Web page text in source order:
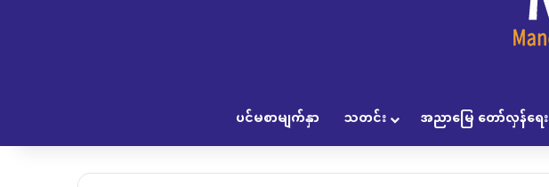
ပင်မစာမျက်နှာ သတင်း အညာမြေ တော်လှန်ရေး